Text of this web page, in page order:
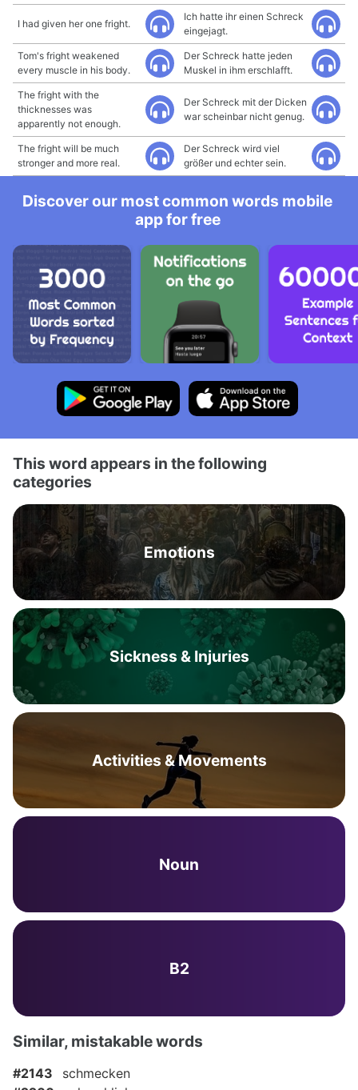
I had given her one fright.
Ich hatte ihr einen Schreck
eingejagt.
Tom's fright weakened
every muscle in his body.
Der Schreck hatte jeden
Muskel in ihm erschlafft.
The fright with the
thicknesses was
apparently not enough.
Der Schreck mit der Dicken
war scheinbar nicht genug.
The fright will be much
stronger and more real.
Der Schreck wird viel
größer und echter sein.
Discover our most common words mobile
app for free
This word appears in the following
categories
Emotions
Sickness & Injuries
Activities & Movements
Noun
B2
Similar, mistakable words
#2143
schmecken